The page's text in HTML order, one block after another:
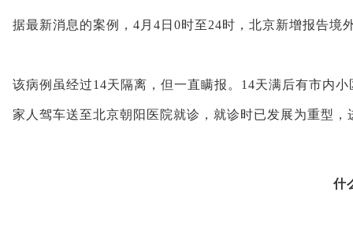
据最新消息的案例，4月4日0时至24时，北京新增报告
该病例虽经过14天隔离，但一直瞒报。14天满后有市内
家人驾车送至北京朝阳医院就诊，就诊时已发展为重型
什